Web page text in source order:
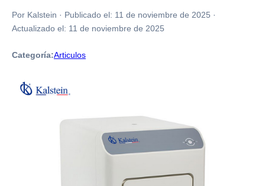
Por Kalstein · Publicado el: 11 de noviembre de 2025 ·
Actualizado el: 11 de noviembre de 2025
Categoría:Articulos